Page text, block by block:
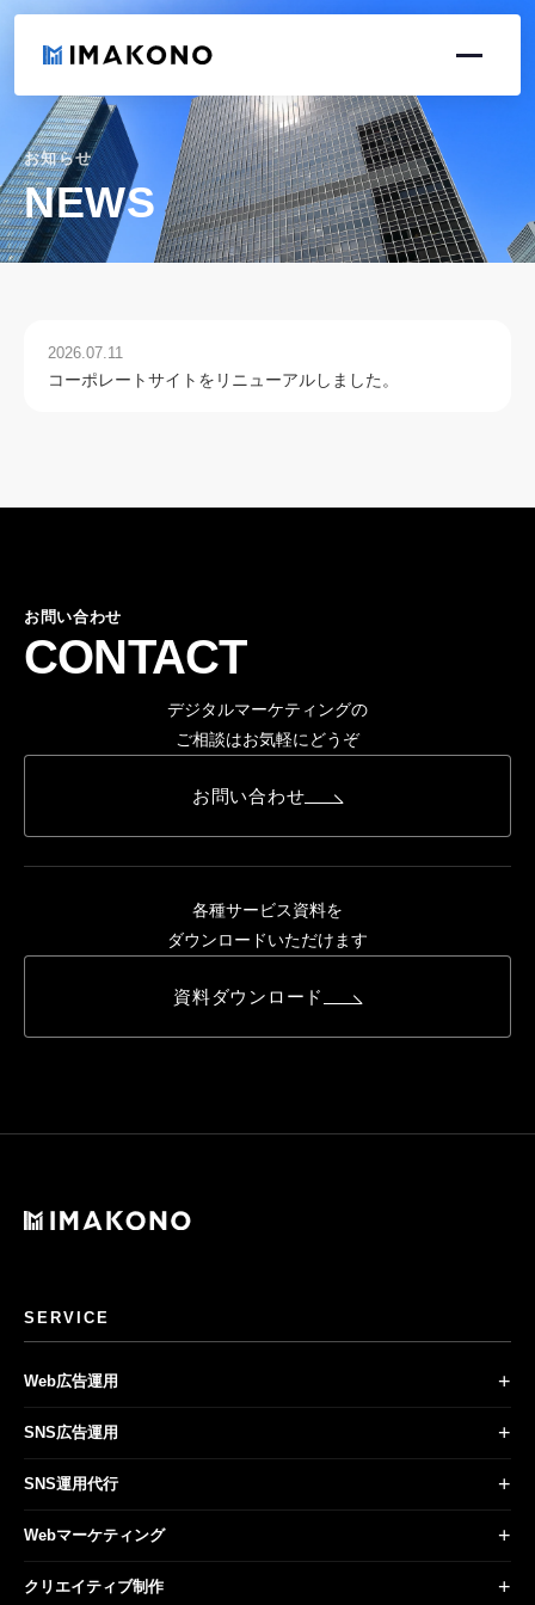
お知らせ
NEWS
2026.07.11
コーポレートサイトをリニューアルしました。
お問い合わせ
CONTACT
デジタルマーケティングの
ご相談はお気軽にどうぞ
お問い合わせ
各種サービス資料を
ダウンロードいただけます
資料ダウンロード
SERVICE
Web広告運用 +
SNS広告運用 +
SNS運用代行 +
Webマーケティング +
クリエイティブ制作 +